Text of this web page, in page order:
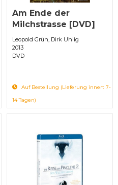
Am Ende der
Milchstrasse [DVD]
Leopold Grün, Dirk Uhlig
2013
DVD
Auf Bestellung (Lieferung innert 7-
14 Tagen)